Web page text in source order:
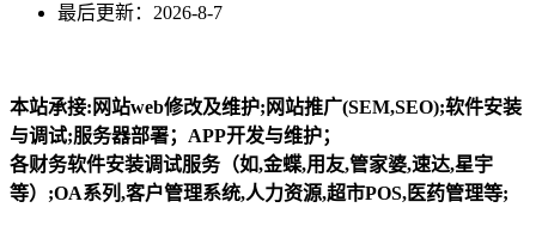
最后更新：2026-8-7
本站承接:网站web修改及维护;网站推广(SEM,SEO);软件安装
与调试;服务器部署；APP开发与维护；
各财务软件安装调试服务（如,金蝶,用友,管家婆,速达,星宇
等）;OA系列,客户管理系统,人力资源,超市POS,医药管理等;